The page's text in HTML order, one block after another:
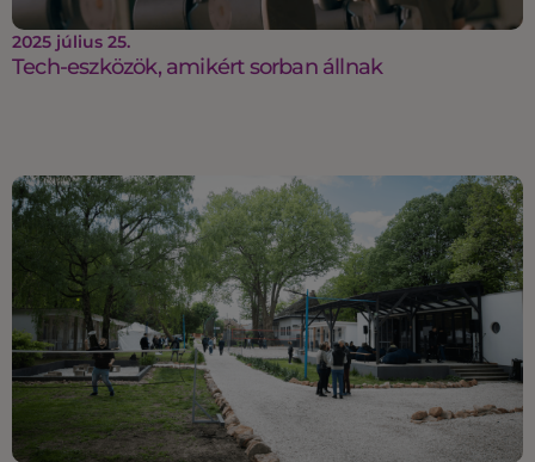
2025 július 25.
Tech-eszközök, amikért sorban állnak